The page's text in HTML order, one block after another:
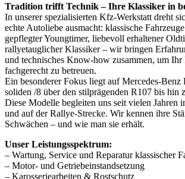
Tradition trifft Technik – Ihre Klassiker in
In unserer spezialisierten Kfz-Werkstatt dreht
echte Autoliebe ausmacht: klassische
gepflegter Youngtimer, liebevoll erhaltener
rallyetauglicher Klassiker – wir bringen
und technisches Know-how zusammen, um Ihr
fachgerecht zu betreuen.
Ein besonderer Fokus liegt auf Mercedes-
soliden /8 über den stilprägenden R107 bis hin
Diese Modelle begleiten uns seit vielen Jahren
und auf der Rallye-Strecke. Wir kennen ihre
Schwächen – und wie man sie erhält.
Unser Leistungsspektrum:
– Wartung, Service und Reparatur klassischer
– Motor- und Getriebeinstandsetzung
– Karosseriearbeiten & Rostschutz